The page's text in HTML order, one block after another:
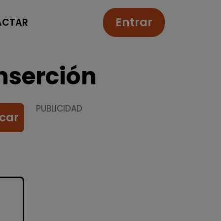
Entrar
PUBLICIDAD